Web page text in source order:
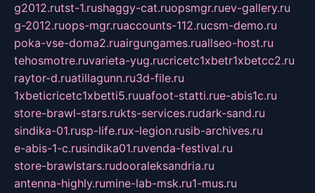
g2012.rutst-1.rushaggy-cat.ruopsmgr.ruev-gallery.ru
g-2012.ruops-mgr.ruaccounts-112.rucsm-demo.ru
poka-vse-doma2.ruairgungames.ruallseo-host.ru
tehosmotre.ruvarieta-yug.rucricetc1xbetr1xbetcc2.ru
raytor-d.ruatillagunn.ru3d-file.ru
1xbeticricetc1xbetti5.ruuafoot-statti.rue-abis1c.ru
store-brawl-stars.rukts-services.rudark-sand.ru
sindika-01.rusp-life.rux-legion.rusib-archives.ru
e-abis-1-c.rusindika01.ruvenda-festival.ru
store-brawlstars.rudooraleksandria.ru
antenna-highly.rumine-lab-msk.ru1-mus.ru